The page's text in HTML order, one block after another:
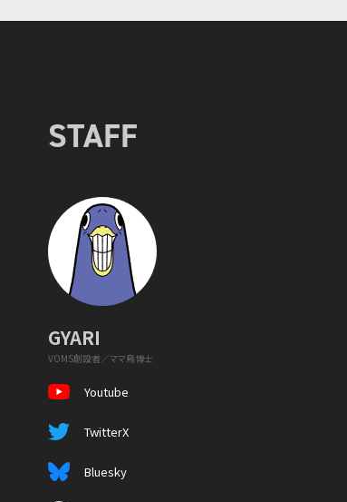
STAFF
GYARI
VOMS創設者／ママ鳥博士
Youtube
TwitterX
Bluesky